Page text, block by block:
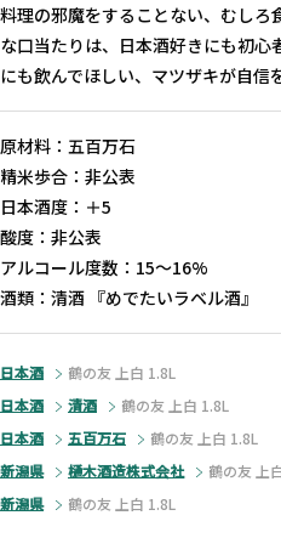
料理の邪魔をすることない、むし
な口当たりは、日本酒好きにも初
にも飲んでほしい、マツザキが自信
原材料：五百万石
精米歩合：非公表
日本酒度：＋5
酸度：非公表
アルコール度数：15〜16%
酒類：清酒 『めでたいラベル酒』
日本酒
鶴の友 上白 1.8L
日本酒
清酒
鶴の友 上白 1.8L
日本酒
五百万石
鶴の友 上白 1.8L
新潟県
樋木酒造株式会社
鶴の友 上
新潟県
鶴の友 上白 1.8L